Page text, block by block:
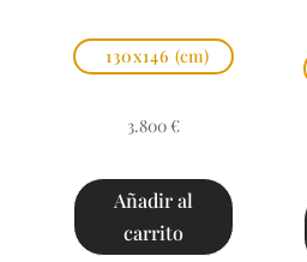
130x146 (cm)
3.800 €
Añadir al
carrito